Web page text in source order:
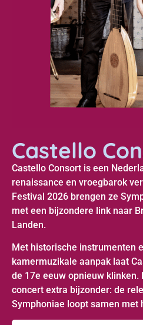
Castello
Castello Consort is een
renaissance en vroegbarok
Festival 2026 brengen ze
met een bijzondere link naar
Landen.
Met historische instrumenten
kamermuzikale aanpak laat
de 17e eeuw opnieuw klinken.
concert extra bijzonder: de
Symphoniae loopt samen met